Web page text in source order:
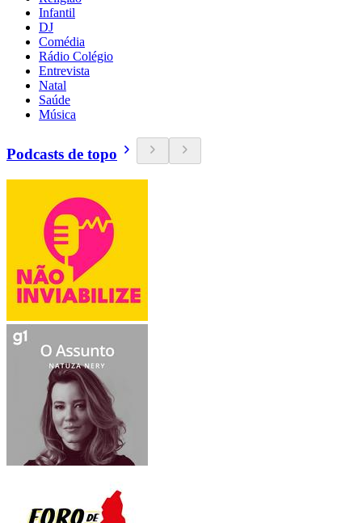
Infantil
DJ
Comédia
Rádio Colégio
Entrevista
Natal
Saúde
Música
Podcasts de topo